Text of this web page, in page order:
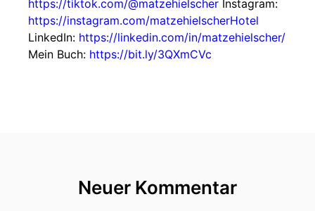
https://tiktok.com/@matzehielscher Instagram:
https://instagram.com/matzehielscherHotel
LinkedIn: https://linkedin.com/in/matzehielscher/
Mein Buch: https://bit.ly/3QXmCVc
Neuer Kommentar